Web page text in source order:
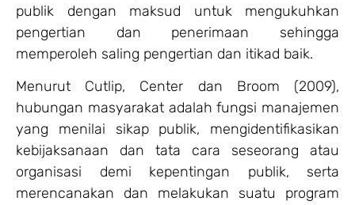
publik dengan maksud untuk mengukuhkan
pengertian dan penerimaan sehingga
memperoleh saling pengertian dan itikad baik.
Menurut Cutlip, Center dan Broom (2009),
hubungan masyarakat adalah fungsi manajemen
yang menilai sikap publik, mengidentifikasikan
kebijaksanaan dan tata cara seseorang atau
organisasi demi kepentingan publik, serta
merencanakan dan melakukan suatu program